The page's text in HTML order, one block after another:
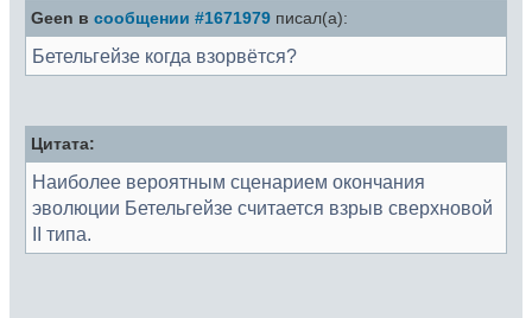
Geen в сообщении #1671979 писал(а):
Бетельгейзе когда взорвётся?
Цитата:
Наиболее вероятным сценарием окончания
эволюции Бетельгейзе считается взрыв сверхновой
II типа.